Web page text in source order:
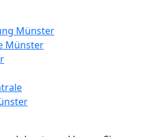
Münster
Münster